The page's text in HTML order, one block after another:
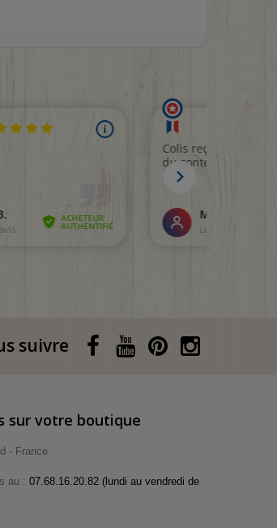
suivre
sur votre boutique
- France
au :07.68.16.20.82 (lundi au vendredi de